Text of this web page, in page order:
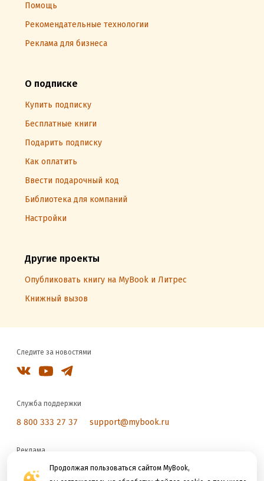
Продолжая пользоваться сайтом MyBook,
Помощь
Рекомендательные технологии
Реклама для бизнеса
О подписке
Купить подписку
Бесплатные книги
Подарить подписку
Как оплатить
Ввести подарочный код
Библиотека для компаний
Настройки
Другие проекты
Опубликовать книгу на MyBook и Литрес
Книжный вызов
Следите за новостями
Служба поддержки
8 800 333 27 37 support@mybook.ru
Реклама
reklama@litres.ru